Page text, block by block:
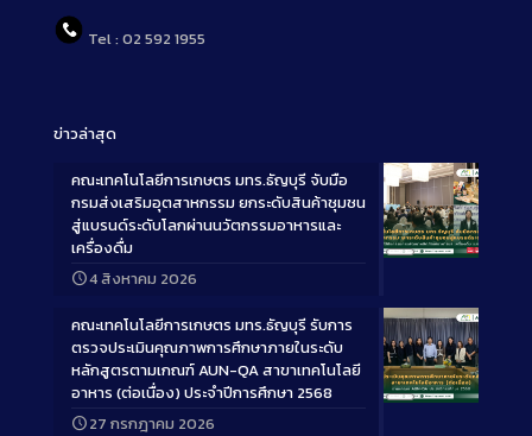
Tel : 02 592 1955
ข่าวล่าสุด
Long
คณะเทคโนโลยีการเกษตร มทร.ธัญบุรี จับมือ
กรมส่งเสริมอุตสาหกรรม ยกระดับสินค้าชุมชน
สู่แบรนด์ระดับโลกผ่านนวัตกรรมอาหารและ
เครื่องดื่ม
4 สิงหาคม 2026
Long
คณะเทคโนโลยีการเกษตร มทร.ธัญบุรี รับการ
ตรวจประเมินคุณภาพการศึกษาภายในระดับ
หลักสูตรตามเกณฑ์ AUN-QA สาขาเทคโนโลยี
อาหาร (ต่อเนื่อง) ประจำปีการศึกษา 2568
27 กรกฎาคม 2026